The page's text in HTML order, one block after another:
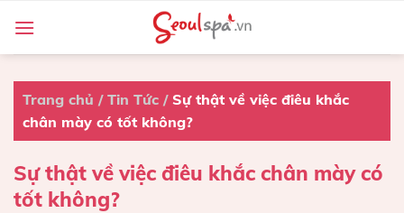
content
Trang chủ / Tin Tức / Sự thật về việc điêu khắc
chân mày có tốt không?
Sự thật về việc điêu khắc chân mày có
tốt không?